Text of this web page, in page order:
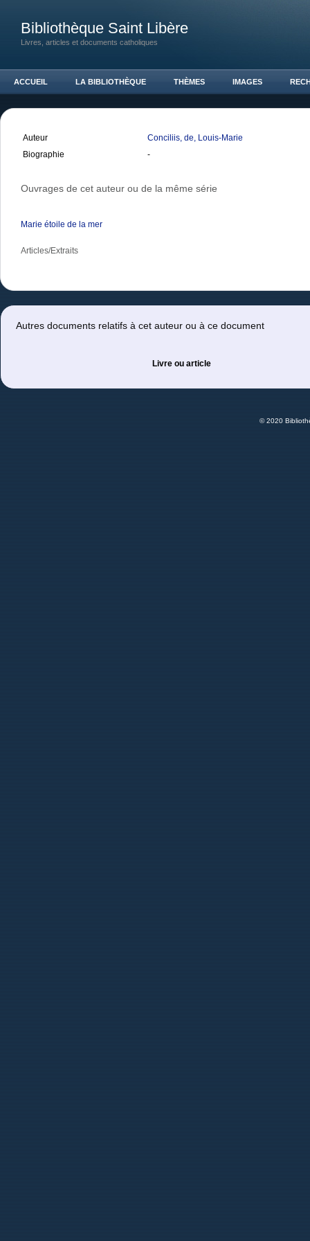
Bibliothèque Saint Libère
Livres, articles et documents catholiques
ACCUEIL LA BIBLIOTHÈQUE THÈMES IMAGES
Auteur
Conciliis, de, Louis-Marie
Biographie
-
Ouvrages de cet auteur ou de la même série
Marie étoile de la mer
Articles/Extraits
Autres documents relatifs à cet auteur ou à ce document
Livre ou article
© 2020